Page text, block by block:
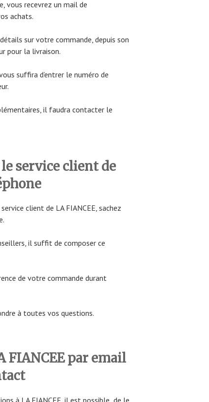
vous recevrez un mail de
achats.
sur votre commande, depuis son
pour la livraison.
suffira d’entrer le numéro de
il faudra contacter le
service client de
client de LA FIANCEE, sachez
il suffit de composer ce
de votre commande durant
à toutes vos questions.
par email
à LA FIANCEE, il est possible de le